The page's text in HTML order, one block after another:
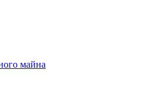
майна